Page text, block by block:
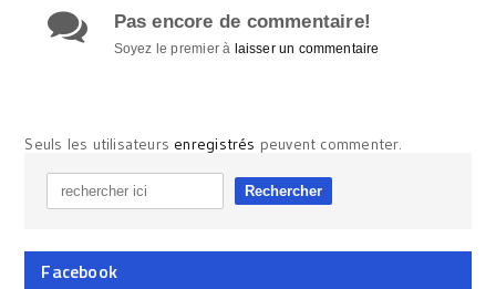
Pas encore de commentaire!
Soyez le premier à laisser un commentaire
Seuls les utilisateurs enregistrés peuvent commenter.
Facebook